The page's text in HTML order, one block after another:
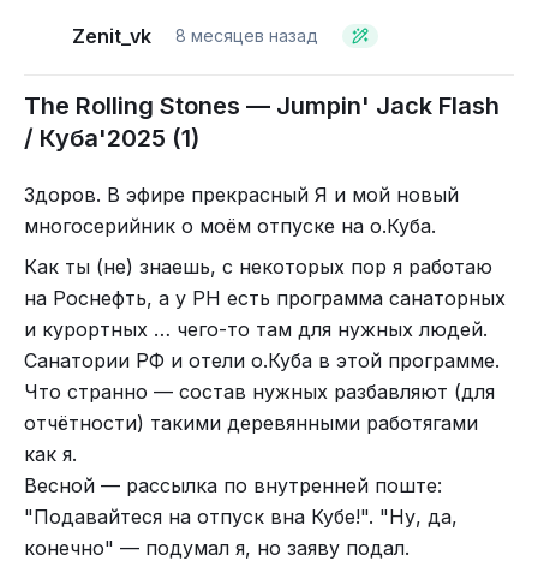
Морские чайки (поморники? Не?)
странные дырочки, их природу мне так и не
удалось распознать.
велодорожками, туристами и орущими чайками.
Если тряхнуть, то летит пыльца
Zenit_vk 8 месяцев назад
The Rolling Stones — Jumpin' Jack Flash
/ Куба'2025 (1)
Здоров. В эфире прекрасный Я и мой новый
многосерийник о моём отпуске на о.Куба.
Как ты (не) знаешь, с некоторых пор я работаю
на Роснефть, а у РН есть программа санаторных
и курортных … чего-то там для нужных людей.
Санатории РФ и отели о.Куба в этой программе.
Что странно — состав нужных разбавляют (для
отчётности) такими деревянными работягами
как я.
Весной — рассылка по внутренней поште:
"Подавайтеся на отпуск вна Кубе!". "Ну, да,
конечно" — подумал я, но заяву подал.